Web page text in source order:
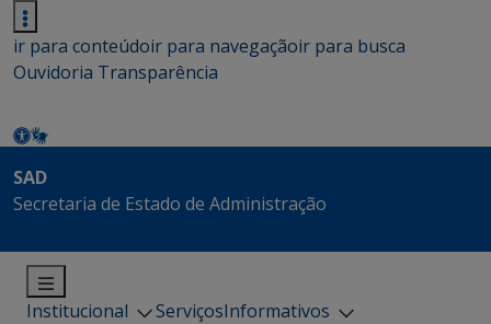
ir para conteúdoir para navegaçãoir para busca
Ouvidoria Transparência
SAD
Secretaria de Estado de Administração
Institucional ServiçosInformativos